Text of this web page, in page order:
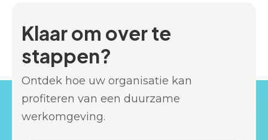
Klaar om over te
stappen?
Ontdek hoe uw organisatie kan
profiteren van een duurzame
werkomgeving.